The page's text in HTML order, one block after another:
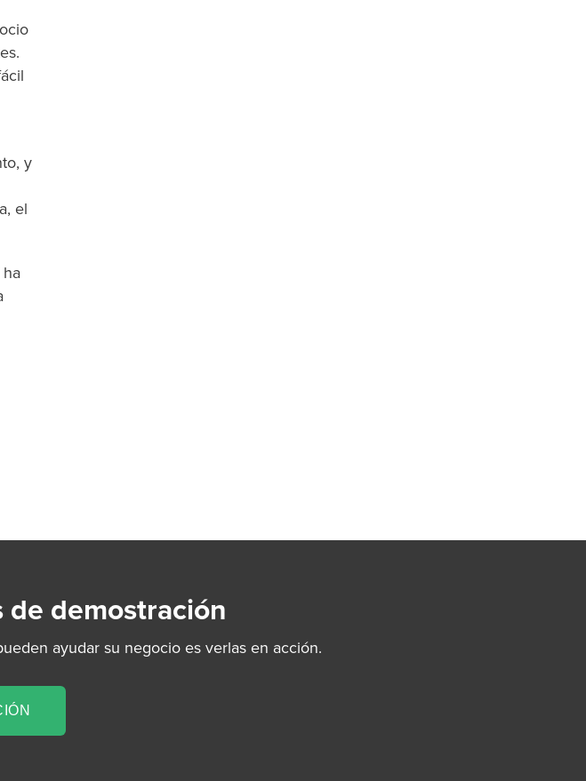
y
el
de demostración
ayudar su negocio es verlas en acción.